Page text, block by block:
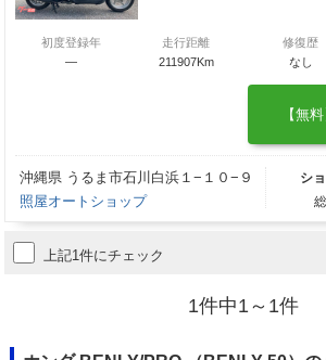
初度登録年
―
走行距離
211907Km
修復歴
なし
【無
沖縄県 うるま市石川白浜１−１０−９
照屋オートショップ
シ
上記1件にチェック
1件中1～1件